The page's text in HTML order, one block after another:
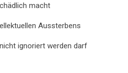
macht
Aussterbens
ignoriert werden darf